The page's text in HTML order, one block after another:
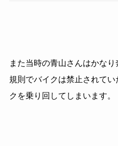
また当時の青山さんはかな
規則でバイクは禁止されて
クを乗り回してしまいます。